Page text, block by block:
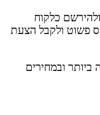
כלקוח
פשוט ולקבל הצעת
ובמחירים